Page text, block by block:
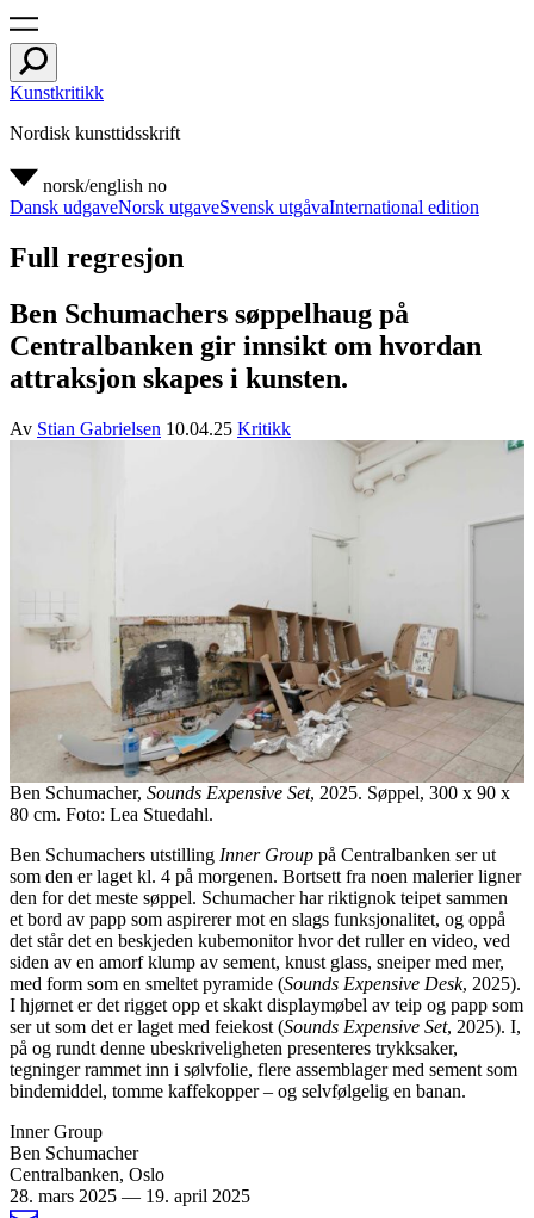
Kunstkritikk
Nordisk kunsttidsskrift
norsk/english no
Dansk udgaveNorsk utgaveSvensk utgåvaInternational edition
Full regresjon
Ben Schumachers søppelhaug på
Centralbanken gir innsikt om hvordan
attraksjon skapes i kunsten.
Av Stian Gabrielsen 10.04.25 Kritikk
Ben Schumacher, Sounds Expensive Set, 2025. Søppel, 300 x 90 x
80 cm. Foto: Lea Stuedahl.
Ben Schumachers utstilling Inner Group på Centralbanken ser ut
som den er laget kl. 4 på morgenen. Bortsett fra noen malerier ligner
den for det meste søppel. Schumacher har riktignok teipet sammen
et bord av papp som aspirerer mot en slags funksjonalitet, og oppå
det står det en beskjeden kubemonitor hvor det ruller en video, ved
siden av en amorf klump av sement, knust glass, sneiper med mer,
med form som en smeltet pyramide (Sounds Expensive Desk, 2025).
I hjørnet er det rigget opp et skakt displaymøbel av teip og papp som
ser ut som det er laget med feiekost (Sounds Expensive Set, 2025). I,
på og rundt denne ubeskriveligheten presenteres trykksaker,
tegninger rammet inn i sølvfolie, flere assemblager med sement som
bindemiddel, tomme kaffekopper – og selvfølgelig en banan.
Inner Group
Ben Schumacher
Centralbanken, Oslo
28. mars 2025 — 19. april 2025